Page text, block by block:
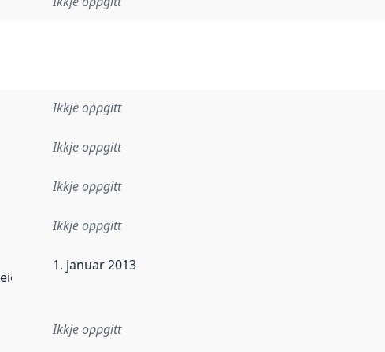
Ikkje oppgitt
Ikkje oppgitt
Ikkje oppgitt
Ikkje oppgitt
når dataa i dette datasettet først blei utgitt. Det kan ha
1. januar 2013
Ikkje oppgitt